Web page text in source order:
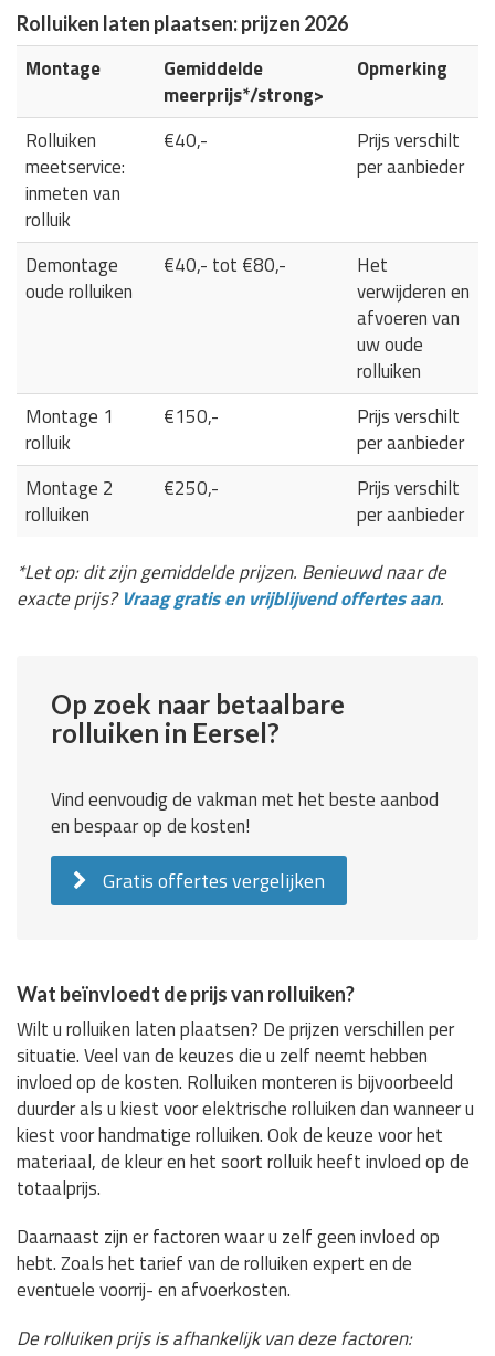
Rolluiken laten plaatsen: prijzen 2026
Montage
Gemiddelde
meerprijs*/strong>
Opmerking
Rolluiken
meetservice:
inmeten van
rolluik
€40,-
Prijs verschilt
per aanbieder
Demontage
oude rolluiken
€40,- tot €80,-
Het
verwijderen en
afvoeren van
uw oude
rolluiken
Montage 1
rolluik
€150,-
Prijs verschilt
per aanbieder
Montage 2
rolluiken
€250,-
Prijs verschilt
per aanbieder
*Let op: dit zijn gemiddelde prijzen. Benieuwd naar de
exacte prijs?Vraag gratis en vrijblijvend offertes aan.
Op zoek naar betaalbare
rolluiken in Eersel?
Vind eenvoudig de vakman met het beste aanbod
en bespaar op de kosten!
Gratis offertes vergelijken
Wat beïnvloedt de prijs van rolluiken?
Wilt u rolluiken laten plaatsen? De prijzen verschillen per
situatie. Veel van de keuzes die u zelf neemt hebben
invloed op de kosten. Rolluiken monteren is bijvoorbeeld
duurder als u kiest voor elektrische rolluiken dan wanneer u
kiest voor handmatige rolluiken. Ook de keuze voor het
materiaal, de kleur en het soort rolluik heeft invloed op de
totaalprijs.
Daarnaast zijn er factoren waar u zelf geen invloed op
hebt. Zoals het tarief van de rolluiken expert en de
eventuele voorrij- en afvoerkosten.
De rolluiken prijs is afhankelijk van deze factoren: